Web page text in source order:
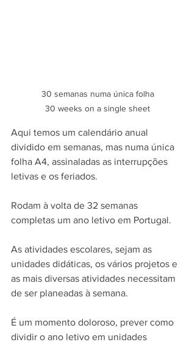
30 semanas numa única folha
30 weeks on a single sheet
Aqui temos um calendário anual
dividido em semanas, mas numa única
folha A4, assinaladas as interrupções
letivas e os feriados.
Rodam à volta de 32 semanas
completas um ano letivo em Portugal.
As atividades escolares, sejam as
unidades didáticas, os vários projetos e
as mais diversas atividades necessitam
de ser planeadas à semana.
É um momento doloroso, prever como
dividir o ano letivo em unidades